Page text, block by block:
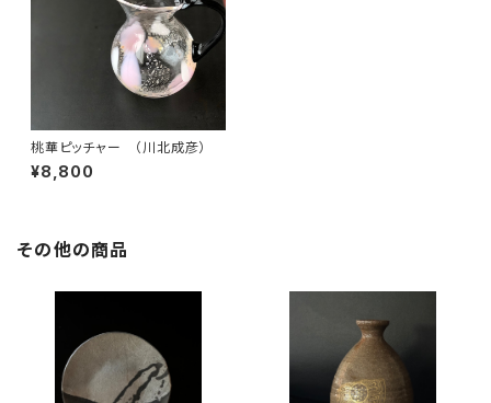
桃華ピッチャー （川北成彦）
¥8,800
その他の商品